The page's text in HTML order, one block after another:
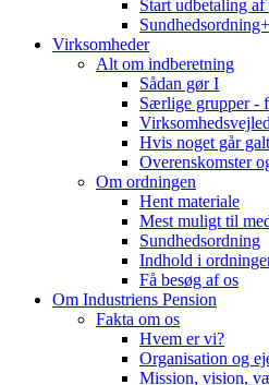
Start udbetaling af
Virksomheder
Alt om indberetning
Sådan gør I
Særlige grupper -
Hvis noget går galt
Overenskomster
Om ordningen
Hent materiale
Mest muligt til
Sundhedsordning
Indhold i
Få besøg af os
Om Industriens Pension
Fakta om os
Hvem er vi?
Organisation og
Mission, vision,